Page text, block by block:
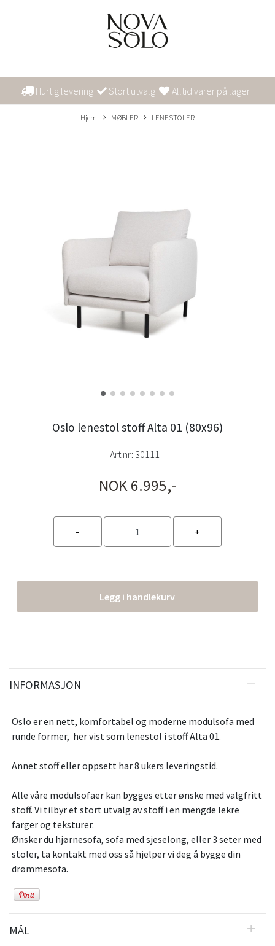
Hurtig levering Stort utvalg Alltid varer på lager
Hjem MØBLER LENESTOLER
Oslo lenestol stoff Alta 01 (80x96)
Art.nr: 30111
NOK 6.995,-
Legg i handlekurv
INFORMASJON
Oslo er en nett, komfortabel og moderne modulsofa med
runde former, her vist som lenestol i stoff Alta 01.
Annet stoff eller oppsett har 8 ukers leveringstid.
Alle våre modulsofaer kan bygges etter ønske med valgfritt
stoff. Vi tilbyr et stort utvalg av stoff i en mengde lekre
farger og teksturer.
Ønsker du hjørnesofa, sofa med sjeselong, eller 3 seter med
stoler, ta kontakt med oss så hjelper vi deg å bygge din
drømmesofa.
MÅL